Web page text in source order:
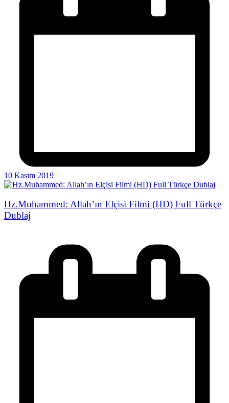
10 Kasım 2019
Hz.Muhammed: Allah’ın Elçisi Filmi (HD) Full Türkçe
Dublaj